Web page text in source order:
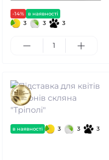
-14% в наявності
3 3 3
в наявності 3 3 3